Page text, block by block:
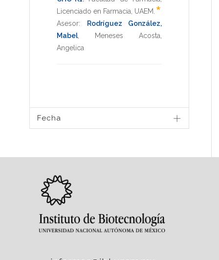
Licenciado en Farmacia UAEM *
Asesor: Rodríguez González,
Mabel, Meneses Acosta,
Angelica
Fecha